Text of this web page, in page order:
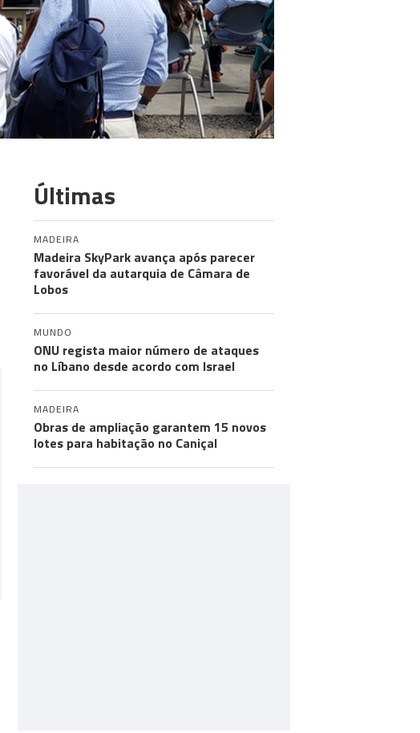
Últimas
MADEIRA
Madeira SkyPark avança após parecer
favorável da autarquia de Câmara de
Lobos
MUNDO
ONU regista maior número de ataques
no Líbano desde acordo com Israel
MADEIRA
Obras de ampliação garantem 15 novos
lotes para habitação no Caniçal